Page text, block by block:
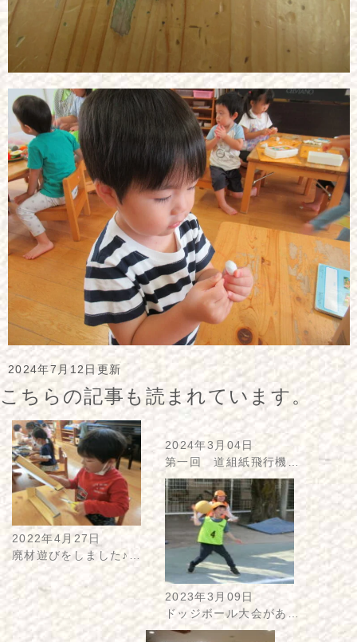
2024年7月12日更新
こちらの記事も読まれています。
2022年4月27日
廃材遊びをしました♪…
2024年3月04日
第一回 道組紙飛行機…
2023年3月09日
ドッジボール大会があ…